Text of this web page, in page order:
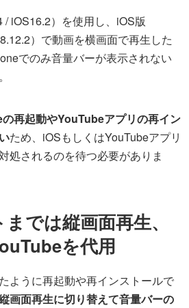
iOS16.2）を使用し、iOS版
）で動画を横画面で再生した
でのみ音量バーが表示されない
再起動やYouTubeアプリの再イン
ため、iOSもしくはYouTubeアプリ
処されるのを待つ必要がありま
では縦画面再生、
を代用
ように再起動や再インストールで
画面再生に切り替えて音量バーの